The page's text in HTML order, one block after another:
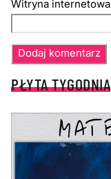
Witryna internetowa
PŁYTA TYGODNIA